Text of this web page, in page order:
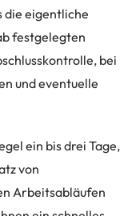
die eigentliche
festgelegten
bei
und eventuelle
ein bis drei Tage,
von
Arbeitsabläufen